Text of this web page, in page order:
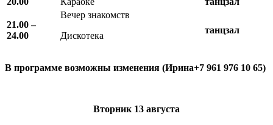
21.00 –
24.00
Вечер знакомств
Дискотека
танцзал
В программе возможны изменения (Ирина+7 961 976 10 65)
Вторник 13 августа